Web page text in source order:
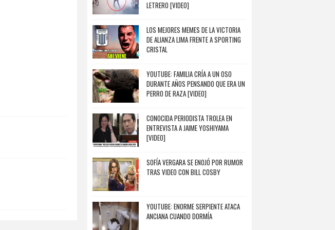
LETRERO [VIDEO]
LOS MEJORES MEMES DE LA VICTORIA
DE ALIANZA LIMA FRENTE A SPORTING
CRISTAL
YOUTUBE: FAMILIA CRÍA A UN OSO
DURANTE AÑOS PENSANDO QUE ERA UN
PERRO DE RAZA [VIDEO]
CONOCIDA PERIODISTA TROLEA EN
ENTREVISTA A JAIME YOSHIYAMA
[VIDEO]
SOFÍA VERGARA SE ENOJÓ POR RUMOR
TRAS VIDEO CON BILL COSBY
YOUTUBE: ENORME SERPIENTE ATACA
ANCIANA CUANDO DORMÍA